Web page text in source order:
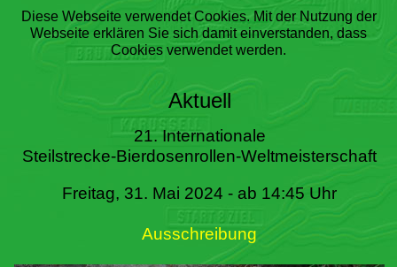
Startseite
Steilstrecke
Literatur
Termine
Diese Webseite verwendet Cookies. Mit der Nutzung der
Webseite erklären Sie sich damit einverstanden, dass
Cookies verwendet werden.
Aktuell
21. Internationale
Steilstrecke-Bierdosenrollen-Weltmeisterschaft
Freitag, 31. Mai 2024 - ab 14:45 Uhr
Ausschreibung